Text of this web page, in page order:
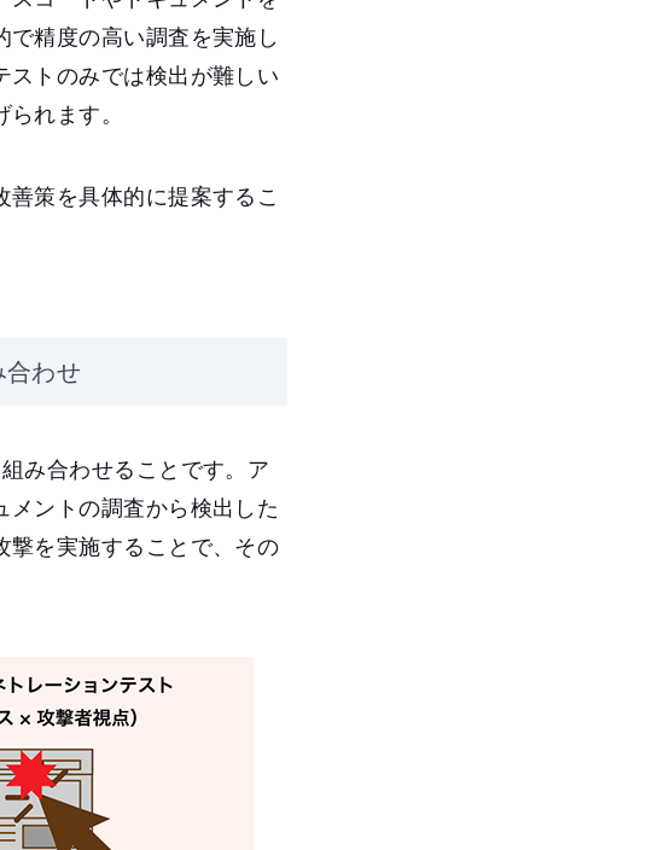
精度の高い調査を実施し
ストのみでは検出が難しい
れます。
策を具体的に提案するこ
合わせ
み合わせることです。ア
ントの調査から検出した
撃を実施することで、その